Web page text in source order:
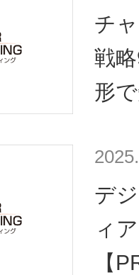
チ
戦
形
デ
ィ
【